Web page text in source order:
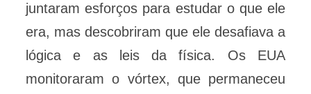
juntaram esforços para estudar o que ele
era, mas descobriram que ele desafiava a
lógica e as leis da física. Os EUA
monitoraram o vórtex, que permaneceu